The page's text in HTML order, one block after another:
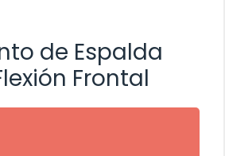
de Espalda
Frontal